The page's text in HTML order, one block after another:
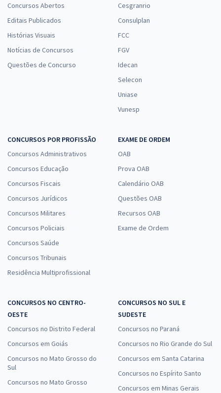
Concursos Abertos
Editais Publicados
Histórias Visuais
Notícias de Concursos
Questões de Concurso
Cesgranrio
Consulplan
FCC
FGV
Idecan
Selecon
Uniase
Vunesp
CONCURSOS POR PROFISSÃO
Concursos Administrativos
Concursos Educação
Concursos Fiscais
Concursos Jurídicos
Concursos Militares
Concursos Policiais
Concursos Saúde
Concursos Tribunais
Residência Multiprofissional
EXAME DE ORDEM
OAB
Prova OAB
Calendário OAB
Questões OAB
Recursos OAB
Exame de Ordem
CONCURSOS NO CENTRO-
OESTE
Concursos no Distrito Federal
Concursos em Goiás
Concursos no Mato Grosso do
Sul
Concursos no Mato Grosso
CONCURSOS NO SUL E
SUDESTE
Concursos no Paraná
Concursos no Rio Grande do Sul
Concursos em Santa Catarina
Concursos no Espírito Santo
Concursos em Minas Gerais